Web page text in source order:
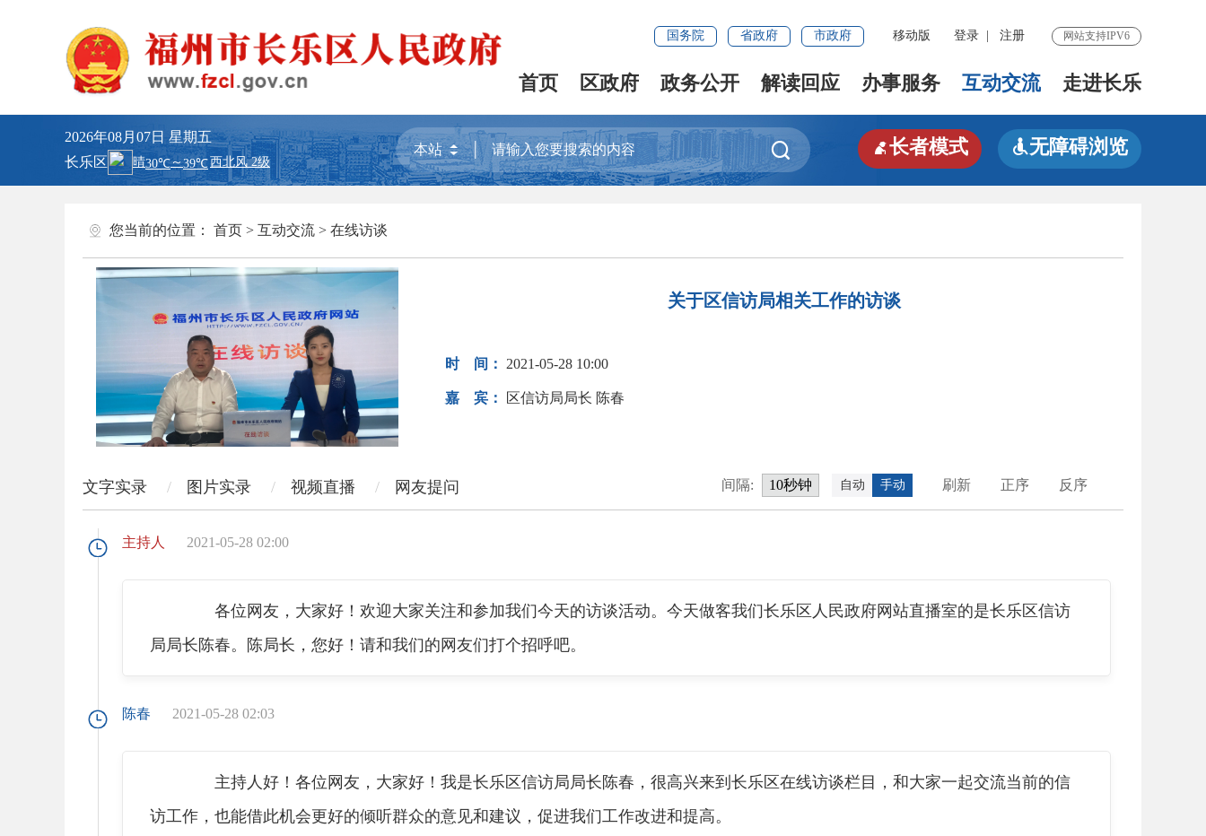
国务院 省政府 市政府 移动版 登录 注册 网站支持IPV6
首页 区政府 政务公开 解读回应 办事服务 互动交流 走进长乐
2026年08月07日 星期五
长乐区
 长者模式 无障碍浏览
您当前的位置： 首页 > 互动交流 > 在线访谈
关于区信访局相关工作的访谈
时 间： 2021-05-28 10:00
嘉 宾： 区信访局局长 陈春
文字实录 图片实录 视频直播 网友提问 间隔: 自动 手动 刷新 正序 反序
主持人 2021-05-28 02:00
各位网友，大家好！欢迎大家关注和参加我们今天的访谈活动。今天做客我们长乐区人民政府网站直播室的是长乐区信访
局局长陈春。陈局长，您好！请和我们的网友们打个招呼吧。
陈春 2021-05-28 02:03
主持人好！各位网友，大家好！我是长乐区信访局局长陈春，很高兴来到长乐区在线访谈栏目，和大家一起交流当前的信
访工作，也能借此机会更好的倾听群众的意见和建议，促进我们工作改进和提高。